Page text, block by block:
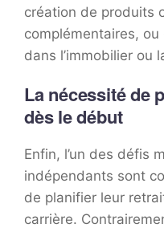
création de produits
complémentaires, ou
dans l’immobilier ou
La nécessité de
dès le début
Enfin, l’un des défis
indépendants sont
de planifier leur
carrière.